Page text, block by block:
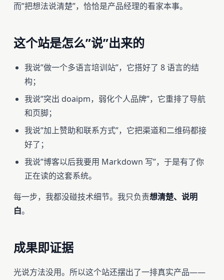
而”把想法说清楚”，恰恰是产品经理的看家本事。
这个站是怎么”说”出来的
我说”做一个多语言培训站”，它搭好了 8 语言的结
构；
我说”突出 doaipm，弱化个人品牌”，它重排了导航
和页脚；
我说”加上赞助和联系方式”，它把渠道和二维码都接
好了；
我说”博客以后我要用 Markdown 写”，于是有了你
正在读的这套系统。
每一步，我都没碰技术细节。我只负责想清楚、说明
白。
成果即证据
光说方法没用。所以这个站还摆出了一排真实产品——